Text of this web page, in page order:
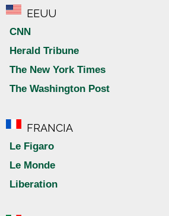
EEUU
CNN
Herald Tribune
The New York Times
The Washington Post
FRANCIA
Le Figaro
Le Monde
Liberation